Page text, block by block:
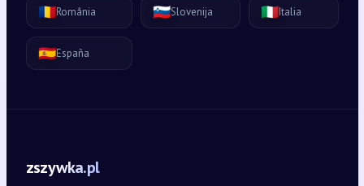
🇷🇴România 🇸🇮Slovenija 🇮🇹Italia
🇪🇸España
zszywka.pl